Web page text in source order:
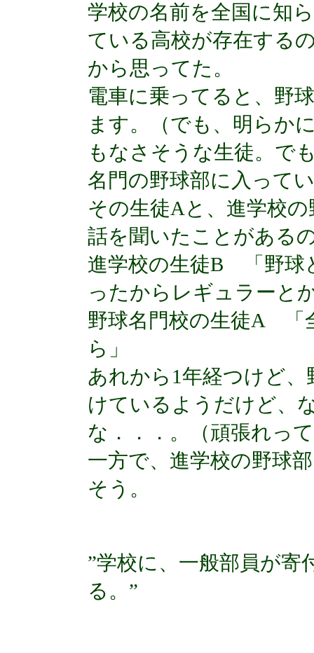
学校の名前を全国に知
ている高校が存在する
から思ってた。
電車に乗ってると、野
ます。（でも、明らか
もなさそうな生徒。で
名門の野球部に入って
その生徒Aと、進学校
話を聞いたことがある
進学校の生徒B 「野球
ったからレギュラーと
野球名門校の生徒A 「
ら」
あれから1年経つけど
けているようだけど、
な．．．。（頑張れっ
一方で、進学校の野球
そう。
”学校に、一般部員が寄
る。”